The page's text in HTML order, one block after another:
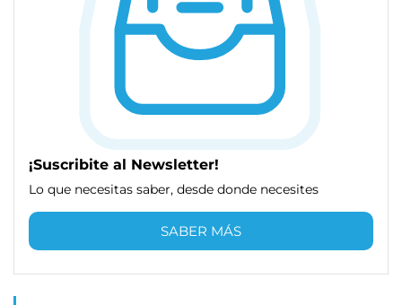
¡Suscribite al Newsletter!
Lo que necesitas saber, desde donde necesites
SABER MÁS